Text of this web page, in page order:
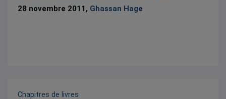
28 novembre 2011, Ghassan Hage
Chapitres de livres